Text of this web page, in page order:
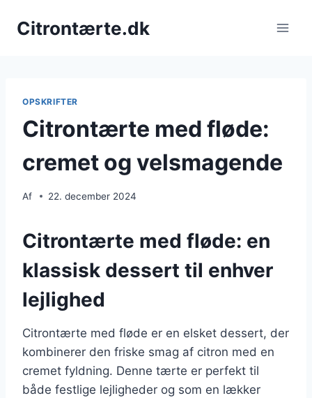
Citrontærte.dk
OPSKRIFTER
Citrontærte med fløde:
cremet og velsmagende
Af 22. december 2024
Citrontærte med fløde: en
klassisk dessert til enhver
lejlighed
Citrontærte med fløde er en elsket dessert, der
kombinerer den friske smag af citron med en
cremet fyldning. Denne tærte er perfekt til
både festlige lejligheder og som en lækker